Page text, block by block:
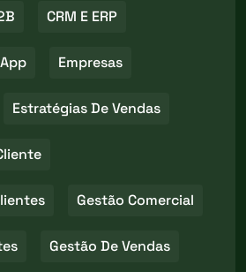
CRM E ERP
Empresas
Estratégias De Vendas
Gestão Comercial
Gestão De Vendas